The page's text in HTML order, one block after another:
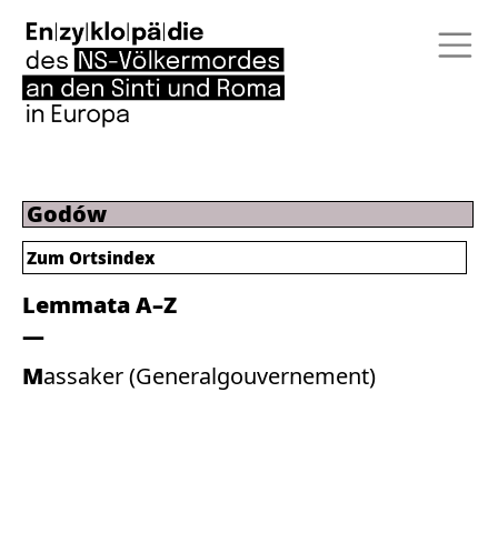
Godów
Lemmata A–Z
Massaker (Generalgouvernement)
Zum Ortsindex